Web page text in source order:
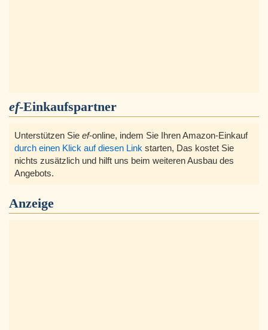
ef-Einkaufspartner
Unterstützen Sie ef-online, indem Sie Ihren Amazon-Einkauf
durch einen Klick auf diesen Link starten, Das kostet Sie
nichts zusätzlich und hilft uns beim weiteren Ausbau des
Angebots.
Anzeige